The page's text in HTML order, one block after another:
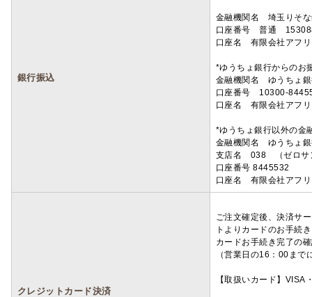
銀行振込
金融機関名 埼玉りそ
口座番号 普通
口座名 有限会社アフ
*ゆうちょ銀行からのお
金融機関名 ゆうちょ
口座番号 10300-
口座名 有限会社アフ
*ゆうちょ銀行以外の金
金融機関名 ゆうちょ
支店名 038 （ゼロサ
口座番号 8445532
口座名 有限会社アフ
クレジットカード決済
ご注文確定後、決済サ
トよりカードのお手続
カードお手続き完了の
（営業日の16：00ま
【取扱いカード】